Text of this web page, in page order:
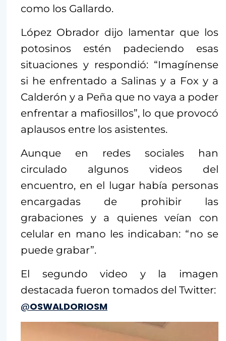
como los Gallardo.
López Obrador dijo lamentar que los
potosinos estén padeciendo esas
situaciones y respondió: “Imagínense
si he enfrentado a Salinas y a Fox y a
Calderón y a Peña que no vaya a poder
enfrentar a mafiosillos”, lo que provocó
aplausos entre los asistentes.
Aunque en redes sociales han
circulado algunos videos del
encuentro, en el lugar había personas
encargadas de prohibir las
grabaciones y a quienes veían con
celular en mano les indicaban: “no se
puede grabar”.
El segundo video y la imagen
destacada fueron tomados del Twitter:
@OSWALDORIOSM